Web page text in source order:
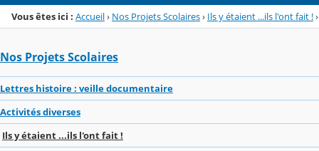
Vous êtes ici : Accueil› Nos Projets Scolaires› Ils y étaient ...ils l'ont fait !›
Nos Projets Scolaires
Lettres histoire : veille documentaire
Activités diverses
Ils y étaient ...ils l'ont fait !